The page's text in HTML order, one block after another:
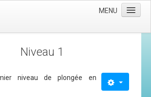
MENU
Niveau 1
niveau de plongée en